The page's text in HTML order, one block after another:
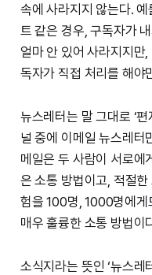
속에 사라지지 않는다.
트 같은 경우, 구독자가
얼마 안 있어 사라지지만
독자가 직접 처리를 해야
뉴스레터는 말 그대로 ‘
널 중에 이메일 뉴스레터
메일은 두 사람이 서로에
은 소통 방법이고, 적절
험을 100명, 1000명에게
매우 훌륭한 소통 방법이
소식지라는 뜻인 ‘뉴스레